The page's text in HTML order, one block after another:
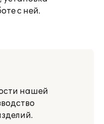
с ней.
нашей